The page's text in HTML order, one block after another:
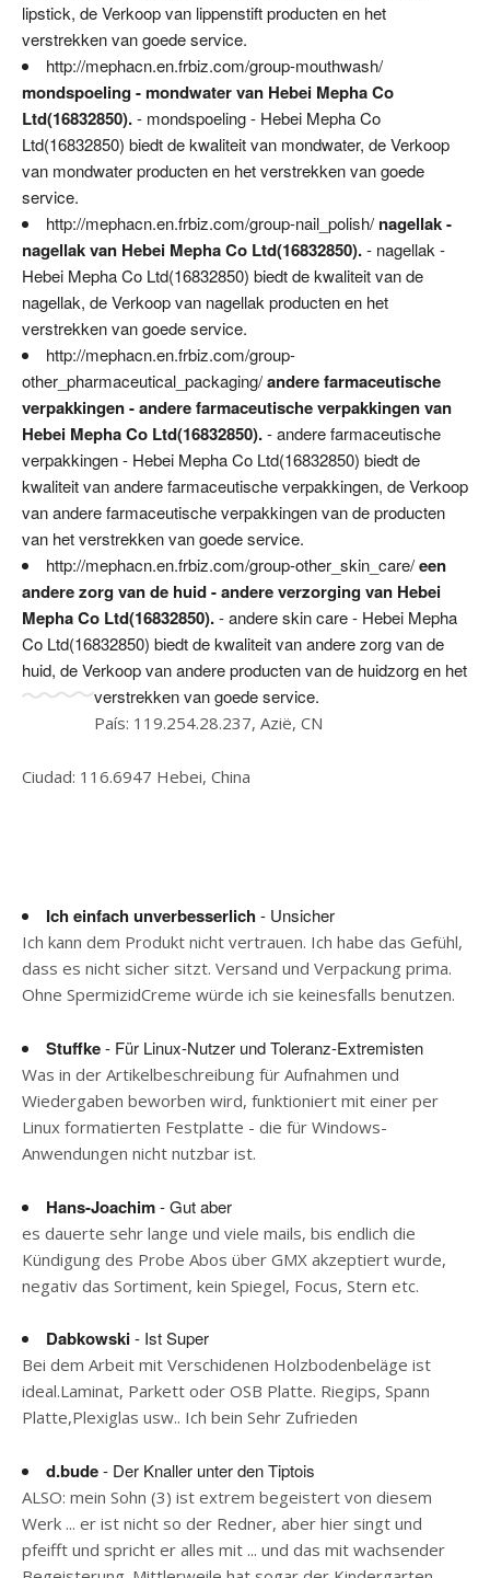
lipstick, de Verkoop van lippenstift producten en het
verstrekken van goede service.
http://mephacn.en.frbiz.com/group-mouthwash/
mondspoeling - mondwater van Hebei Mepha Co
Ltd(16832850).- mondspoeling - Hebei Mepha Co
Ltd(16832850) biedt de kwaliteit van mondwater, de Verkoop
van mondwater producten en het verstrekken van goede
service.
http://mephacn.en.frbiz.com/group-nail_polish/ nagellak -
nagellak van Hebei Mepha Co Ltd(16832850).- nagellak -
Hebei Mepha Co Ltd(16832850) biedt de kwaliteit van de
nagellak, de Verkoop van nagellak producten en het
verstrekken van goede service.
http://mephacn.en.frbiz.com/group-
other_pharmaceutical_packaging/andere farmaceutische
verpakkingen - andere farmaceutische verpakkingen van
Hebei Mepha Co Ltd(16832850).- andere farmaceutische
verpakkingen - Hebei Mepha Co Ltd(16832850) biedt de
kwaliteit van andere farmaceutische verpakkingen, de Verkoop
van andere farmaceutische verpakkingen van de producten
van het verstrekken van goede service.
http://mephacn.en.frbiz.com/group-other_skin_care/een
andere zorg van de huid - andere verzorging van Hebei
Mepha Co Ltd(16832850).- andere skin care - Hebei Mepha
Co Ltd(16832850) biedt de kwaliteit van andere zorg van de
huid, de Verkoop van andere producten van de huidzorg en het
verstrekken van goede service.
País: 119.254.28.237, Azië, CN
Ciudad: 116.6947 Hebei, China
Ich einfach unverbesserlich- Unsicher
Ich kann dem Produkt nicht vertrauen. Ich habe das Gefühl,
dass es nicht sicher sitzt. Versand und Verpackung prima.
Ohne SpermizidCreme würde ich sie keinesfalls benutzen.
Stuffke- Für Linux-Nutzer und Toleranz-Extremisten
Was in der Artikelbeschreibung für Aufnahmen und
Wiedergaben beworben wird, funktioniert mit einer per
Linux formatierten Festplatte - die für Windows-
Anwendungen nicht nutzbar ist.
Hans-Joachim- Gut aber
es dauerte sehr lange und viele mails, bis endlich die
Kündigung des Probe Abos über GMX akzeptiert wurde,
negativ das Sortiment, kein Spiegel, Focus, Stern etc.
Dabkowski- Ist Super
Bei dem Arbeit mit Verschidenen Holzbodenbeläge ist
ideal.Laminat, Parkett oder OSB Platte. Riegips, Spann
Platte,Plexiglas usw.. Ich bein Sehr Zufrieden
d.bude- Der Knaller unter den Tiptois
ALSO: mein Sohn (3) ist extrem begeistert von diesem
Werk ... er ist nicht so der Redner, aber hier singt und
pfeifft und spricht er alles mit ... und das mit wachsender